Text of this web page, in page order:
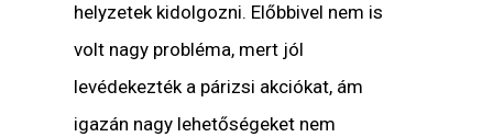
helyzetek kidolgozni. Előbbivel nem is
volt nagy probléma, mert jól
levédekezték a párizsi akciókat, ám
igazán nagy lehetőségeket nem